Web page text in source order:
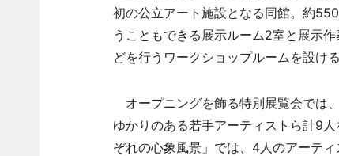
初の公立アート施設となる同館。約
うこともできる展示ルーム2室と展示
どを行うワークショップルームを設ける
オープニングを飾る特別展覧会では
ゆかりのある若手アーティストら計9
ぞれの心象風景」では、4人のアーテ